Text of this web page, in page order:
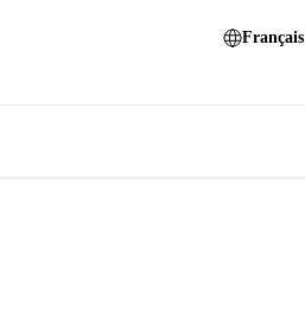
Français